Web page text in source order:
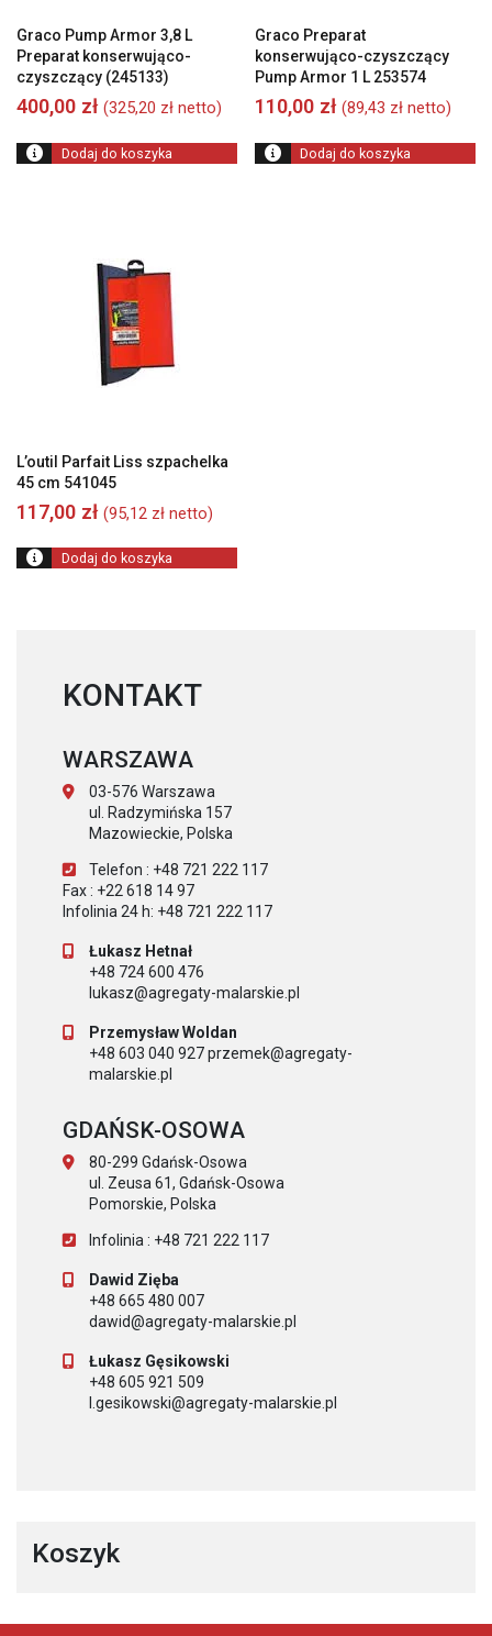
Graco Pump Armor 3,8 L
Preparat konserwująco-
czyszczący (245133)
400,00 zł (325,20 zł netto)
Dodaj do koszyka
Graco Preparat
konserwująco-czyszczący
Pump Armor 1 L 253574
110,00 zł (89,43 zł netto)
Dodaj do koszyka
L’outil Parfait Liss szpachelka
45 cm 541045
117,00 zł (95,12 zł netto)
Dodaj do koszyka
KONTAKT
WARSZAWA
03-576 Warszawa
ul. Radzymińska 157
Mazowieckie, Polska
Telefon : +48 721 222 117
Fax : +22 618 14 97
Infolinia 24 h: +48 721 222 117
Łukasz Hetnał
+48 724 600 476
lukasz@agregaty-malarskie.pl
Przemysław Woldan
+48 603 040 927 przemek@agregaty-
malarskie.pl
GDAŃSK-OSOWA
80-299 Gdańsk-Osowa
ul. Zeusa 61, Gdańsk-Osowa
Pomorskie, Polska
Infolinia : +48 721 222 117
Dawid Zięba
+48 665 480 007
dawid@agregaty-malarskie.pl
Łukasz Gęsikowski
+48 605 921 509
l.gesikowski@agregaty-malarskie.pl
Koszyk